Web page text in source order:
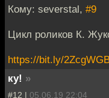
Кому: severstal, #9
Цикл роликов К.
https://bit.ly/
ку! »
#12 | 05.06.19 22:04